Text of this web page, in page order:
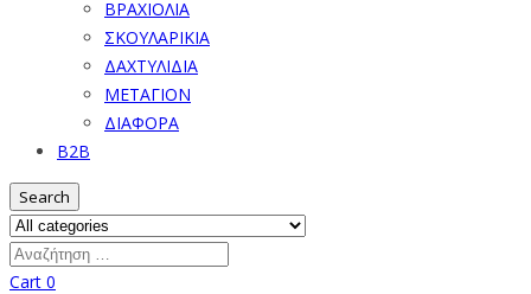
ΒΡΑΧΙΟΛΙΑ
ΣΚΟΥΛΑΡΙΚΙΑ
ΔΑΧΤΥΛΙΔΙΑ
ΜΕΤΑΓΙΟΝ
ΔΙΑΦΟΡΑ
B2B
Search
Cart 0